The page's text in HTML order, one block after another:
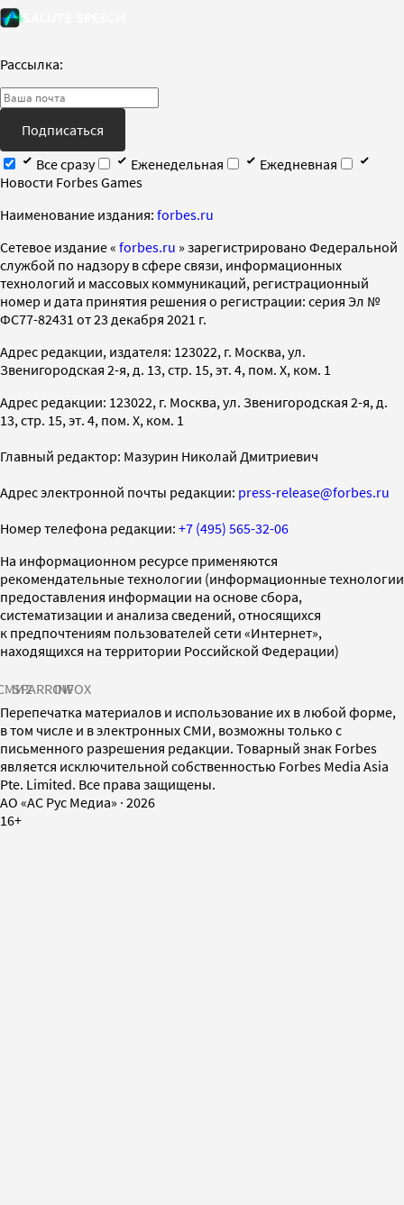
Рассылка:
Подписаться
Все сразу
Еженедельная
Ежедневная
Новости Forbes Games
Наименование издания: forbes.ru
Cетевое издание « forbes.ru » зарегистрировано Федеральной
службой по надзору в сфере связи, информационных
технологий и массовых коммуникаций, регистрационный
номер и дата принятия решения о регистрации: серия Эл №
ФС77-82431 от 23 декабря 2021 г.
Адрес редакции, издателя: 123022, г. Москва, ул.
Звенигородская 2-я, д. 13, стр. 15, эт. 4, пом. X, ком. 1
Адрес редакции: 123022, г. Москва, ул. Звенигородская 2-я, д.
13, стр. 15, эт. 4, пом. X, ком. 1
Главный редактор: Мазурин Николай Дмитриевич
Адрес электронной почты редакции: press-release@forbes.ru
Номер телефона редакции: +7 (495) 565-32-06
На информационном ресурсе применяются
рекомендательные технологии (информационные технологии
предоставления информации на основе сбора,
систематизации и анализа сведений, относящихся
к предпочтениям пользователей сети «Интернет»,
находящихся на территории Российской Федерации)
SPARROWINFOX
Перепечатка материалов и использование их в любой форме,
в том числе и в электронных СМИ, возможны только с
письменного разрешения редакции. Товарный знак Forbes
является исключительной собственностью Forbes Media Asia
Pte. Limited. Все права защищены.
AO «АС Рус Медиа» · 2026
16+